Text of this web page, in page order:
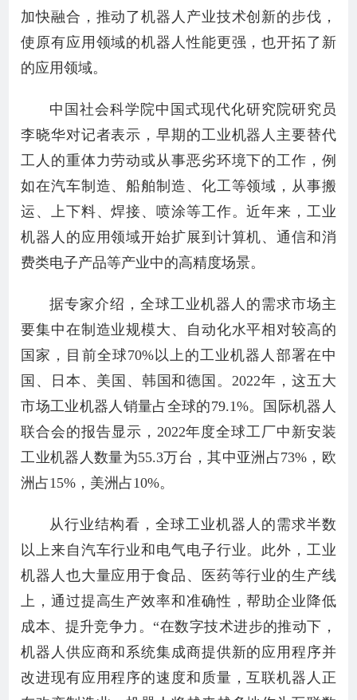
加快融合，推动了机器人产业技术创新的步伐，
使原有应用领域的机器人性能更强，也开拓了新
的应用领域。
中国社会科学院中国式现代化研究院研究员
李晓华对记者表示，早期的工业机器人主要替代
工人的重体力劳动或从事恶劣环境下的工作，例
如在汽车制造、船舶制造、化工等领域，从事搬
运、上下料、焊接、喷涂等工作。近年来，工业
机器人的应用领域开始扩展到计算机、通信和消
费类电子产品等产业中的高精度场景。
据专家介绍，全球工业机器人的需求市场主
要集中在制造业规模大、自动化水平相对较高的
国家，目前全球70%以上的工业机器人部署在中
国、日本、美国、韩国和德国。2022年，这五大
市场工业机器人销量占全球的79.1%。国际机器人
联合会的报告显示，2022年度全球工厂中新安装
工业机器人数量为55.3万台，其中亚洲占73%，欧
洲占15%，美洲占10%。
从行业结构看，全球工业机器人的需求半数
以上来自汽车行业和电气电子行业。此外，工业
机器人也大量应用于食品、医药等行业的生产线
上，通过提高生产效率和准确性，帮助企业降低
成本、提升竞争力。“在数字技术进步的推动下，
机器人供应商和系统集成商提供新的应用程序并
改进现有应用程序的速度和质量，互联机器人正